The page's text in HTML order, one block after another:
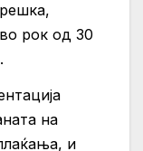
рок од 30
на
и